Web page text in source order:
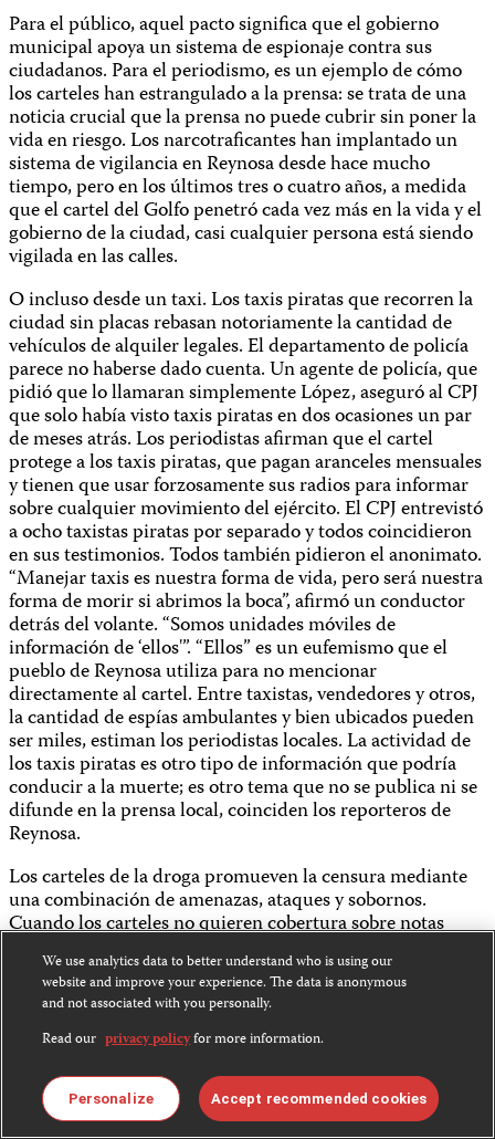
Para el público, aquel pacto significa que el gobierno
municipal apoya un sistema de espionaje contra sus
ciudadanos. Para el periodismo, es un ejemplo de cómo
los carteles han estrangulado a la prensa: se trata de una
noticia crucial que la prensa no puede cubrir sin poner la
vida en riesgo. Los narcotraficantes han implantado un
sistema de vigilancia en Reynosa desde hace mucho
tiempo, pero en los últimos tres o cuatro años, a medida
que el cartel del Golfo penetró cada vez más en la vida y el
gobierno de la ciudad, casi cualquier persona está siendo
vigilada en las calles.
O incluso desde un taxi. Los taxis piratas que recorren la
ciudad sin placas rebasan notoriamente la cantidad de
vehículos de alquiler legales. El departamento de policía
parece no haberse dado cuenta. Un agente de policía, que
pidió que lo llamaran simplemente López, aseguró al CPJ
que solo había visto taxis piratas en dos ocasiones un par
de meses atrás. Los periodistas afirman que el cartel
protege a los taxis piratas, que pagan aranceles mensuales
y tienen que usar forzosamente sus radios para informar
sobre cualquier movimiento del ejército. El CPJ entrevistó
a ocho taxistas piratas por separado y todos coincidieron
en sus testimonios. Todos también pidieron el anonimato.
“Manejar taxis es nuestra forma de vida, pero será nuestra
forma de morir si abrimos la boca”, afirmó un conductor
detrás del volante. “Somos unidades móviles de
información de ‘ellos'”. “Ellos” es un eufemismo que el
pueblo de Reynosa utiliza para no mencionar
directamente al cartel. Entre taxistas, vendedores y otros,
la cantidad de espías ambulantes y bien ubicados pueden
ser miles, estiman los periodistas locales. La actividad de
los taxis piratas es otro tipo de información que podría
conducir a la muerte; es otro tema que no se publica ni se
difunde en la prensa local, coinciden los reporteros de
Reynosa.
Los carteles de la droga promueven la censura mediante
una combinación de amenazas, ataques y sobornos.
Cuando los carteles no quieren cobertura sobre notas
específicas, como enfrentamientos armados entre
narcotraficantes y el ejército, les indican a los policías que
trabajan para ellos que informen a los reporteros que la
noticia está prohibida. Muchos reporteros de la crónica
del crimen aceptan dinero para sesgar la cobertura
periodistas locales al CPJ. El cartel del Golfo también
patrocina su propia página de Internet, una especie de
We use analytics data to better understand who is using our
website and improve your experience. The data is anonymous
and not associated with you personally.
Read our privacy policyfor more information.
Personalize Accept recommended cookies